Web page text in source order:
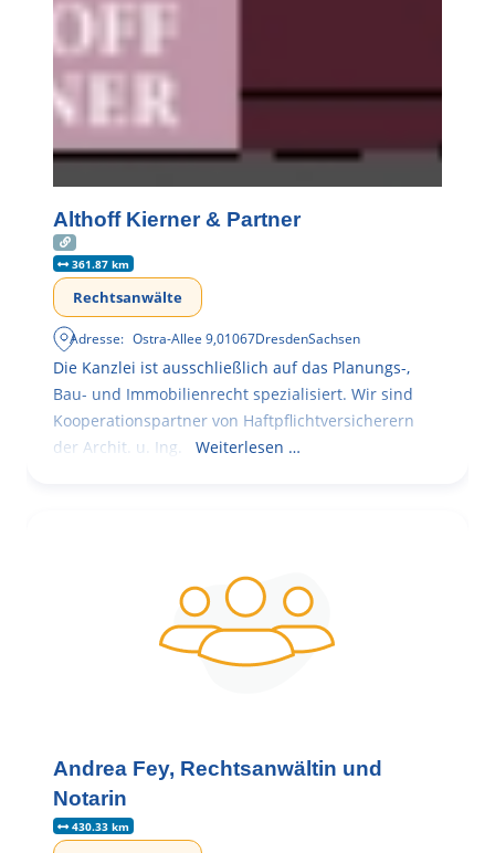
Althoff Kierner & Partner
361.87 km
Rechtsanwälte
Adresse: Ostra-Allee 9,01067DresdenSachsen
Die Kanzlei ist ausschließlich auf das Planungs-,
Bau- und Immobilienrecht spezialisiert. Wir sind
Kooperationspartner von Haftpflichtversicherern
der Archit. u. Ing.
Weiterlesen …
Andrea Fey, Rechtsanwältin und
Notarin
430.33 km